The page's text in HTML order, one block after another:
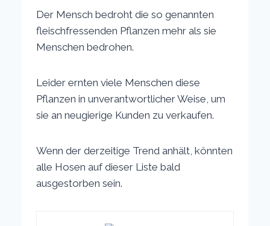
Der Mensch bedroht die so genannten
fleischfressenden Pflanzen mehr als sie
Menschen bedrohen.
Leider ernten viele Menschen diese
Pflanzen in unverantwortlicher Weise, um
sie an neugierige Kunden zu verkaufen.
Wenn der derzeitige Trend anhält, könnten
alle Hosen auf dieser Liste bald
ausgestorben sein.